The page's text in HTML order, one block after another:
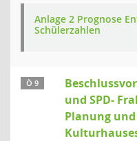
Anlage 2 Prognose
Schülerzahlen
Ö 9
und SPD-
Planung